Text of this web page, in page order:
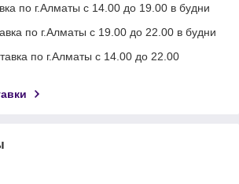
по г.Алматы с 14.00 до 19.00 в будни
по г.Алматы с 19.00 до 22.00 в будни
по г.Алматы с 14.00 до 22.00